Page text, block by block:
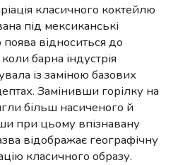
класичного коктейлю
під мексиканські
відноситься до
барна індустрія
із заміною базових
Замінивши горілку на
більш насиченого й
при цьому впізнавану
відображає географічну
класичного образу.